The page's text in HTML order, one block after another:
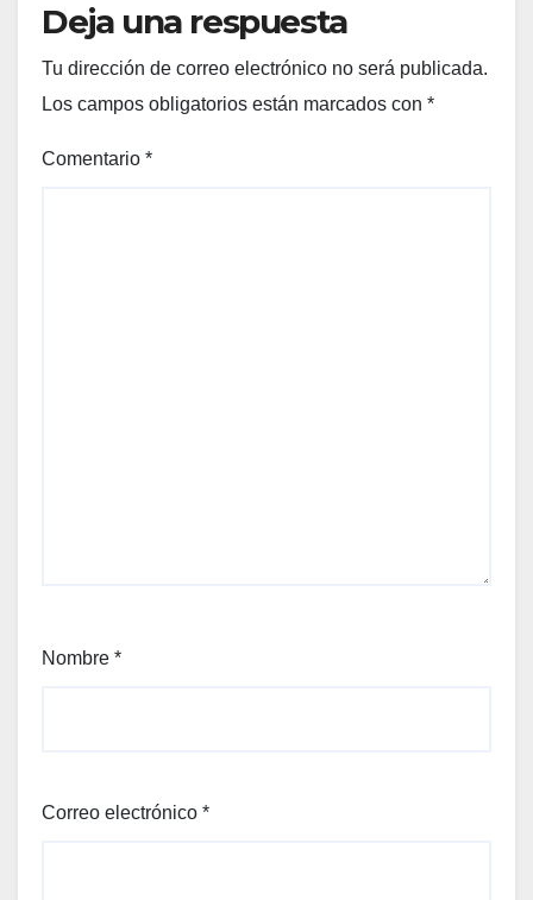
Deja una respuesta
Tu dirección de correo electrónico no será publicada.
Los campos obligatorios están marcados con *
Comentario *
Nombre *
Correo electrónico *